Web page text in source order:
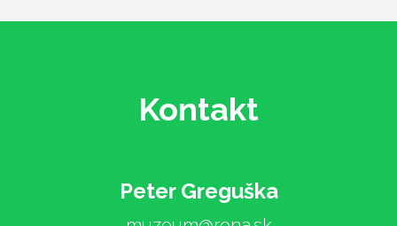
Kontakt
Peter Greguška